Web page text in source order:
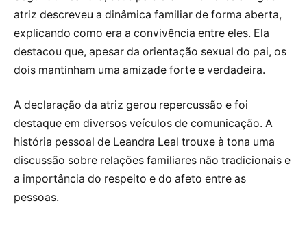
atriz descreveu a dinâmica familiar de forma aberta,
explicando como era a convivência entre eles. Ela
destacou que, apesar da orientação sexual do pai, os
dois mantinham uma amizade forte e verdadeira.
A declaração da atriz gerou repercussão e foi
destaque em diversos veículos de comunicação. A
história pessoal de Leandra Leal trouxe à tona uma
discussão sobre relações familiares não tradicionais e
a importância do respeito e do afeto entre as
pessoas.